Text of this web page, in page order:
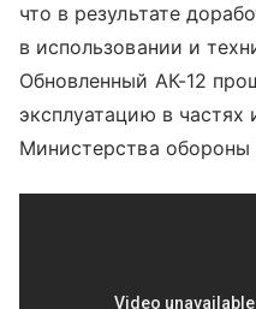
что в результате
в использовании и
Обновленный АК-12
эксплуатацию в частях
Министерства обороны